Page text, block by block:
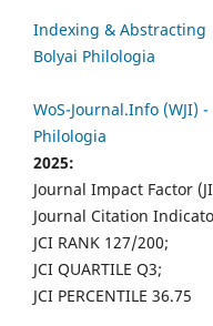
Indexing & Abstracting
Bolyai Philologia
WoS-Journal.Info (WJI)
Philologia
2025:
Journal Impact Factor
Journal Citation
JCI RANK 127/200;
JCI QUARTILE Q3;
JCI PERCENTILE 36.75